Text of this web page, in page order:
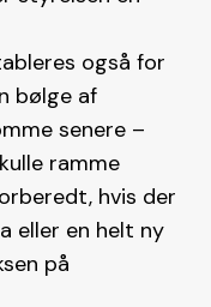
også for
bølge af
senere –
ramme
hvis der
eller en helt ny
på